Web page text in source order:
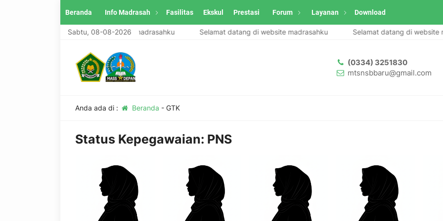
Beranda Info Madrasah Fasilitas Ekskul Prestasi Forum Layanan Download
Sabtu, 08-08-2026
Selamat datang di website madrasahku Selamat datang di website madrasahku Selamat datang di website
(0334) 3251830
mtsnsbbaru@gmail.com
Anda ada di : Beranda - GTK
Status Kepegawaian: PNS